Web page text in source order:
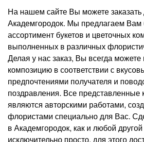
На нашем сайте Вы можете заказать
Академгородок. Мы предлагаем Вам
ассортимент букетов и цветочных
выполненных в различных
Делая у нас заказ, Вы всегда
композицию в соответствии с
предпочтениями получателя и
поздравления. Все представленные
являются авторскими работами,
флористами специально для Вас.
в Академгородок, как и любой
исключительно просто, для этого